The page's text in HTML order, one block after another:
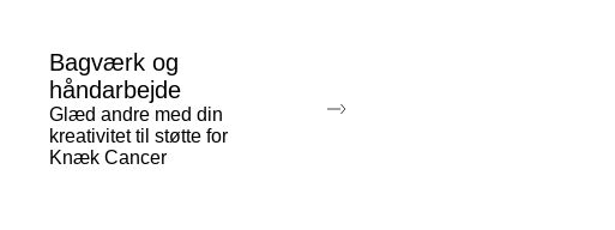
Bagværk og
håndarbejde
Glæd andre med din
kreativitet til støtte for
Knæk Cancer